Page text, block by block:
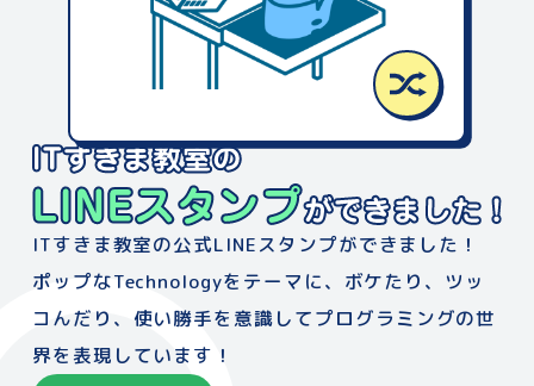
ITすきま教室の公式LINEスタンプができました！
ポップなTechnologyをテーマに、 ボケたり、ツッ
コんだり、使い勝手を意識してプログラミングの世
界を表現しています！